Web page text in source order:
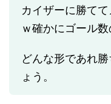
カイザーに勝て
ｗ確かにゴール数
どんな形であれ
ょう。